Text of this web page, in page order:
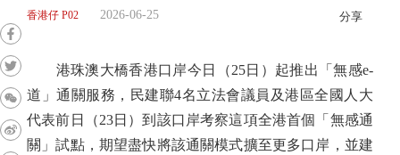
香港仔 P02 2026-06-25 分享
港珠澳大橋香港口岸今日（25日）起推出「無感e-
道」通關服務，民建聯4名立法會議員及港區全國人大
代表前日（23日）到該口岸考察這項全港首個「無感通
關」試點，期望盡快將該通關模式擴至更多口岸，並建